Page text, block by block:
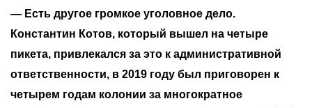
— Есть другое громкое уголовное дело.
Константин Котов, который вышел на четыре
пикета, привлекался за это к административной
ответственности, в 2019 году был приговорен к
четырем годам колонии за многократное